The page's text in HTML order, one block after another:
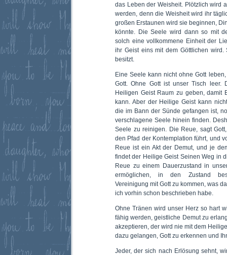
das Leben der Weisheit. Plötzlich wird
werden, denn die Weisheit wird ihr
großen Erstaunen wird sie beginnen,
könnte. Die Seele wird dann so mit
solch eine vollkommene Einheit der
ihr Geist eins mit dem Göttlichen
besitzt.
Eine Seele kann nicht ohne Gott
Gott. Ohne Gott ist unser Tisch leer.
Heiligen Geist Raum zu geben, damit
kann. Aber der Heilige Geist kann
die im Bann der Sünde gefangen ist,
verschlagene Seele hinein finden.
Seele zu reinigen. Die Reue, sagt
den Pfad der Kontemplation führt, und
Reue ist ein Akt der Demut, und je
findet der Heilige Geist Seinen Weg in
Reue zu einem Dauerzustand in
ermöglichen, in den Zustand
Vereinigung mit Gott zu kommen, was
ich vorhin schon beschrieben habe.
Ohne Tränen wird unser Herz so hart
fähig werden, geistliche Demut zu
akzeptieren, der wird nie mit dem
dazu gelangen, Gott zu erkennen und
Jeder, der sich nach Erlösung sehnt,